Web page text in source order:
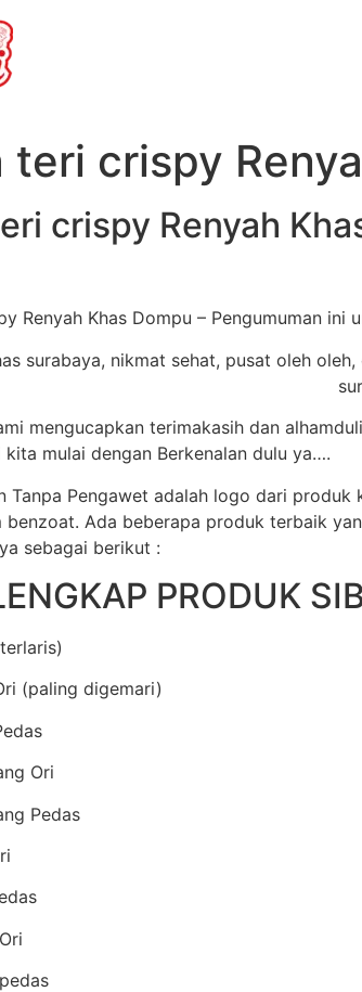
teri crispy
crispy Renyah
Renyah Khas Dompu – Pengumuman
mengucapkan terimakasih dan
kita mulai dengan Berkenalan dulu ya….
Tanpa Pengawet adalah logo dari
Ada beberapa produk terbaik
sebagai berikut :
PRODUK
(paling digemari)
Ori
Pedas